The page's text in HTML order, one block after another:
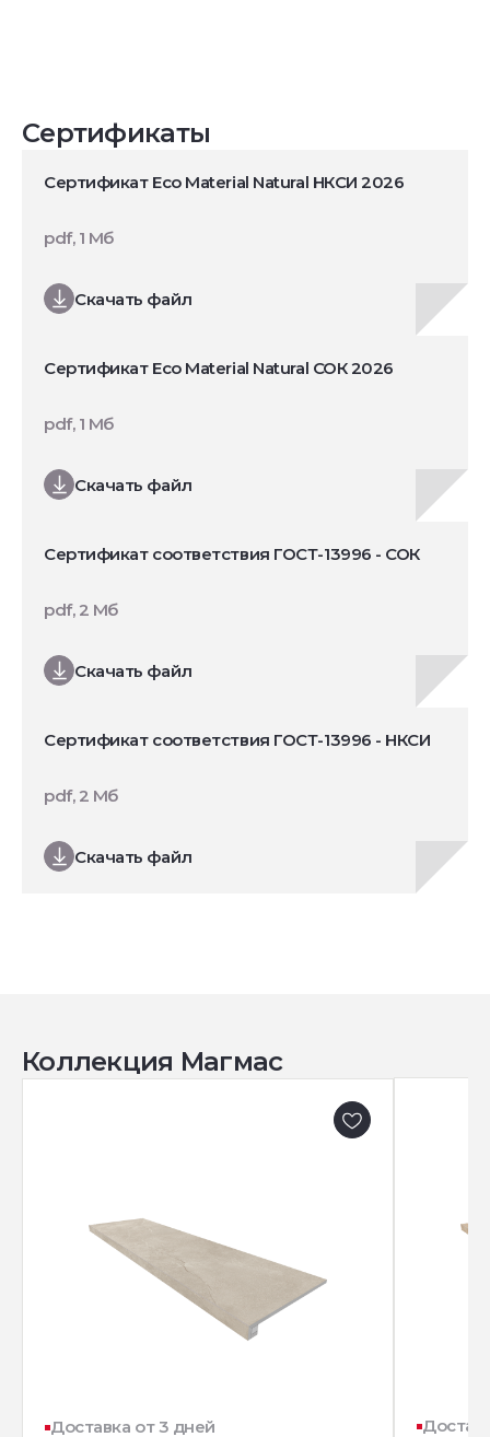
Сертификаты
Сертификат Eco Material Natural НКСИ 2026
Скачать файл
pdf, 1 Мб
Сертификат Eco Material Natural СОК 2026
Скачать файл
pdf, 1 Мб
Сертификат соответствия ГОСТ-13996 - СОК
Скачать файл
pdf, 2 Мб
Сертификат соответствия ГОСТ-13996 - НКСИ
Скачать файл
pdf, 2 Мб
Коллекция Магмас
Доставка от 3 дней